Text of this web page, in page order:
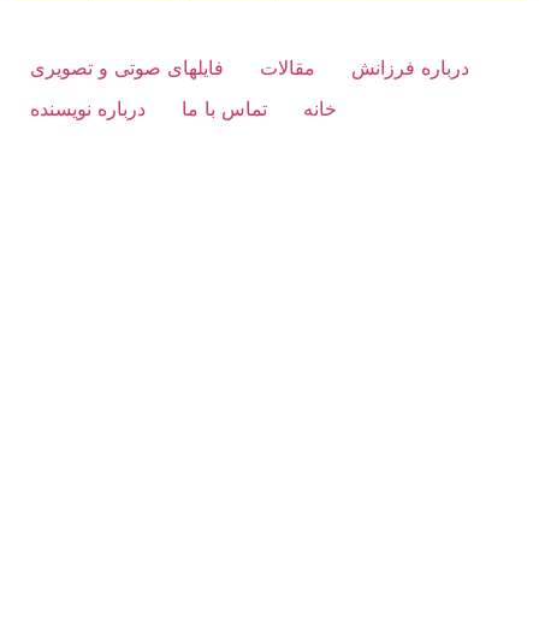
فایلهای صوتی و تصویری مقالات
درباره فرزانش
درباره نویسنده
تماس با ما خانه